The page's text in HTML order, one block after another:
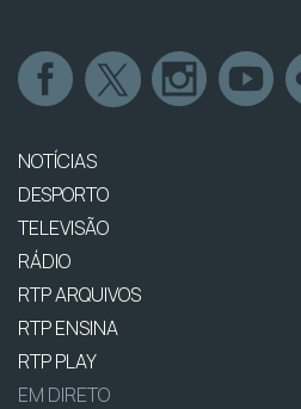
NOTÍCIAS
DESPORTO
TELEVISÃO
RÁDIO
RTP ARQUIVOS
RTP ENSINA
RTP PLAY
EM DIRETO